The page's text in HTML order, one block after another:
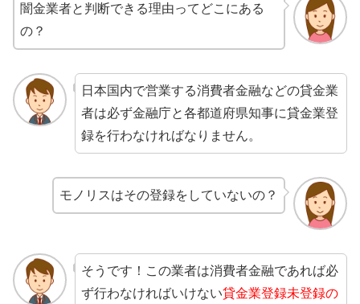
闇金業者と判断できる理由ってどこにある
の？
日本国内で営業する消費者金融などの貸金業
者は必ず金融庁と各都道府県知事に貸金業登
録を行わなければなりません。
モノリスはその登録をしていないの？
そうです！この業者は消費者金融であれば必
ず行わなければいけない貸金業登録未登録の